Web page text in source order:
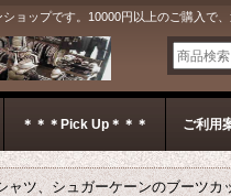
ョップです。10000円以上のご購入で、
＊＊＊Pick Up＊＊＊ ご利用
ャツ、シュガーケーンのブーツカ